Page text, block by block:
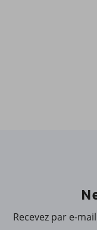
Recevez par e-